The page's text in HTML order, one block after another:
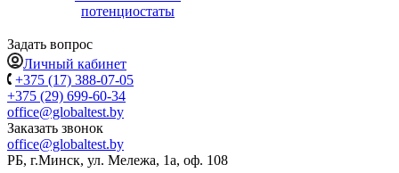
потенциостаты
Задать вопрос
Личный кабинет
+375 (17) 388-07-05
+375 (29) 699-60-34
office@globaltest.by
Заказать звонок
office@globaltest.by
РБ, г.Минск, ул. Мележа, 1а, оф. 108